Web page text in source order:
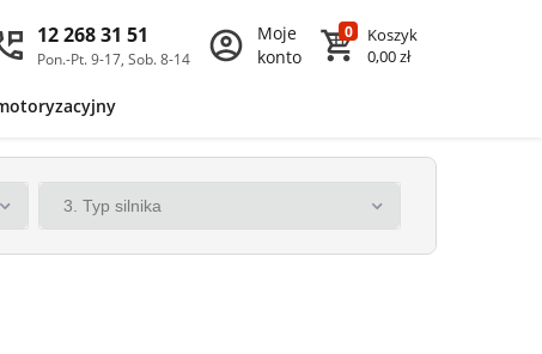
12 268 31 51
Pon.-Pt. 9-17, Sob. 8-14
Moje
konto
0
Koszyk
0,00 zł